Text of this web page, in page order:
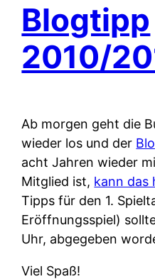
Blogtipp
2010/
Ab morgen geht die
wieder los und der
acht Jahren wieder
Mitglied ist, kann das
Tipps für den 1.
Eröffnungsspiel)
Uhr, abgegeben
Viel Spaß!